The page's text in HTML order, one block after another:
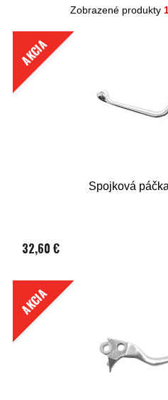
Zobrazené produkty
AKCIA
Spojková
32,60 €
AKCIA